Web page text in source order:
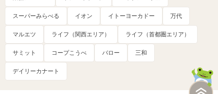
スーパーみらべる イオン イトーヨーカドー 万代
マルエツ ライフ（関西エリア） ライフ（首都圏エリア）
サミット コープこうべ バロー 三和
デイリーカナート